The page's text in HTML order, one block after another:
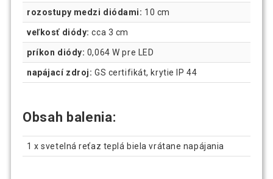
rozostupy medzi diódami: 10 cm
veľkosť diódy: cca 3 cm
príkon diódy: 0,064 W pre LED
napájací zdroj: GS certifikát, krytie IP 44
Obsah balenia:
1 x svetelná reťaz teplá biela vrátane napájania